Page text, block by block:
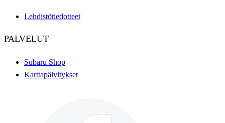
Lehdistötiedotteet
PALVELUT
Subaru Shop
Karttapäivitykset